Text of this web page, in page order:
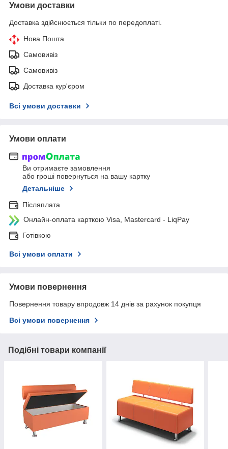
Умови доставки
Доставка здійснюється тільки по передоплаті.
Нова Пошта
Самовивіз
Самовивіз
Доставка кур'єром
Всі умови доставки
Умови оплати
Ви отримаєте замовлення
або гроші повернуться на вашу картку
Детальніше
Післяплата
Онлайн-оплата карткою Visa, Mastercard - LiqPay
Готівкою
Всі умови оплати
Умови повернення
Повернення товару впродовж 14 днів за рахунок покупця
Всі умови повернення
Подібні товари компанії